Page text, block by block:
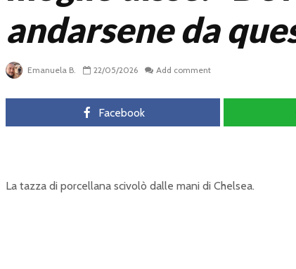
andarsene da
Emanuela B. 22/05/2026 Add comment
Facebook
La tazza di porcellana scivolò dalle mani di Chelsea.